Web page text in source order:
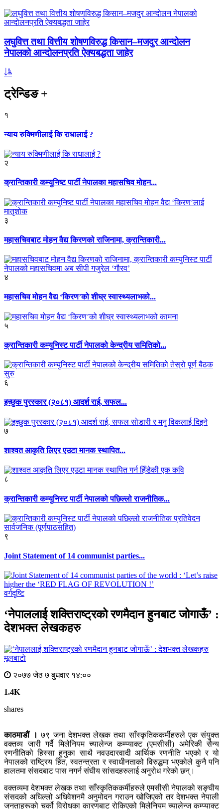
लघुवित्त तथा वित्तीय शोषणविरुद्ध किसान–मजदुर आन्दोलन
नेपालको आन्दोलनप्रति ऐक्यबद्धता जाहेर
ट्रेन्डिङ+
१
न्याय रुक्मिणीलाई कि राधालाई ?
२
क्रान्तिकारी कम्युनिष्ट पार्टी नेपालका महासचिव मोहन...
३
महासचिवबाट मोहन वैद्य किरणको राजिनामा, क्रान्तिकारी...
४
महासचिव मोहन वैद्य ‘किरण’को शीघ्र स्वास्थ्यलाभको...
५
क्रान्तिकारी कम्युनिस्ट पार्टी नेपालको केन्द्रीय समितिको...
६
इच्छुक पुरस्कार (२०८१) आदर्श राई, सफल...
७
शाश्वत आकृति लिएर एउटा मानक स्थापित...
८
क्रान्तिकारी कम्युनिस्ट पार्टी नेपालको पछिल्लो राजनीतिक...
९
Joint Statement of 14 communist parties...
वर्गदृष्टि
‘नेपाललाई शक्तिराष्ट्रको रणमैदान हुनबाट जोगाऊँ’ :
देशभक्त लेखकहरु
मूलबाटाे
२०७७ जेठ ७ बुधवार १४:००
1.4K
shares
काठमाडौं । ७९ जना देशभक्त लेखक तथा साँस्कृतिककर्मीहरुले एक संयुक्त
वक्तव्य जारी गर्दै मिलेनियम च्यालेन्ज कम्प्याक्ट (एमसीसी) अमेरिकी सैन्य
रणनीतिको हिस्सा हुनुका साथै नवउदारवादी आर्थिक रणनीति भएको र यो
नेपालको राष्ट्रिय हित, स्वतन्त्रता र स्वाधीनताको विरुद्धमा भएकोले कुनै पनि
हालतमा संसदबाट पास नगर्न संघीय सांसदहरुलाई अनुरोध गरेको छन्।
वक्तव्यमा देशभक्त लेखक तथा साँस्कृतिककर्मीहरुले एमसीसी नेपालको सङ्घीय
संसदको अघिल्लो अधिवेशनमै अनुमोदन गराउन खोजिएको तर देशभक्त नेपाली
जनताहरूको चर्को विरोधका कारणबाट रोकिएको मिलेनियम च्यालेन्ज कम्प्याक्ट